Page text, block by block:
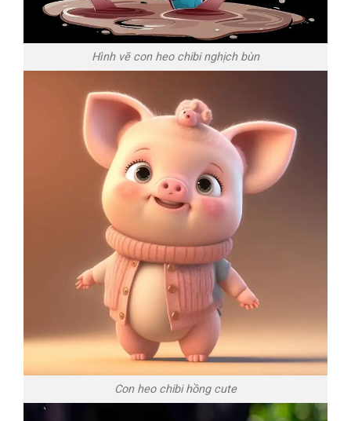
Hình vẽ con heo chibi nghịch bùn
Con heo chibi hồng cute